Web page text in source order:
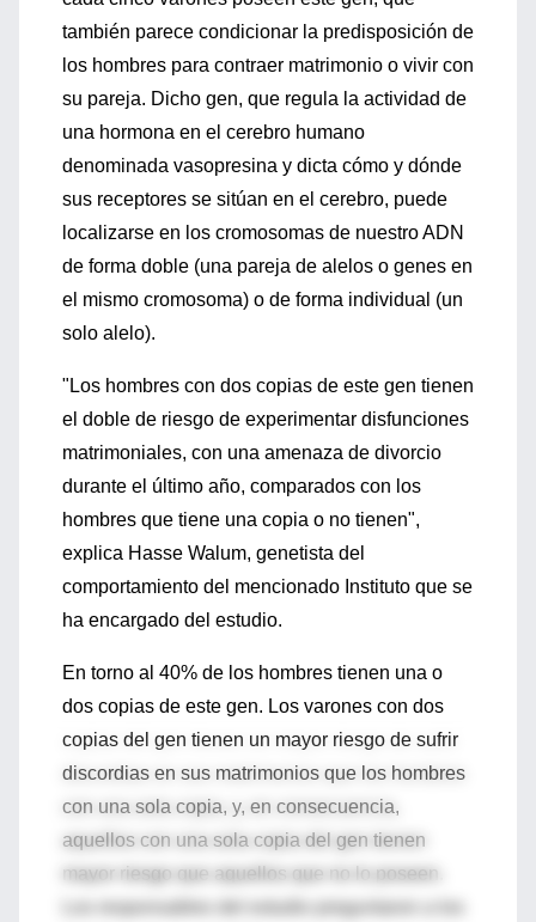
también parece condicionar la predisposición de
los hombres para contraer matrimonio o vivir con
su pareja. Dicho gen, que regula la actividad de
una hormona en el cerebro humano
denominada vasopresina y dicta cómo y dónde
sus receptores se sitúan en el cerebro, puede
localizarse en los cromosomas de nuestro ADN
de forma doble (una pareja de alelos o genes en
el mismo cromosoma) o de forma individual (un
solo alelo).
"Los hombres con dos copias de este gen tienen
el doble de riesgo de experimentar disfunciones
matrimoniales, con una amenaza de divorcio
durante el último año, comparados con los
hombres que tiene una copia o no tienen",
explica Hasse Walum, genetista del
comportamiento del mencionado Instituto que se
ha encargado del estudio.
En torno al 40% de los hombres tienen una o
dos copias de este gen. Los varones con dos
copias del gen tienen un mayor riesgo de sufrir
discordias en sus matrimonios que los hombres
con una sola copia, y, en consecuencia,
aquellos con una sola copia del gen tienen
mayor riesgo que aquellos que no lo poseen.
Los responsables del estudio preguntaron a los